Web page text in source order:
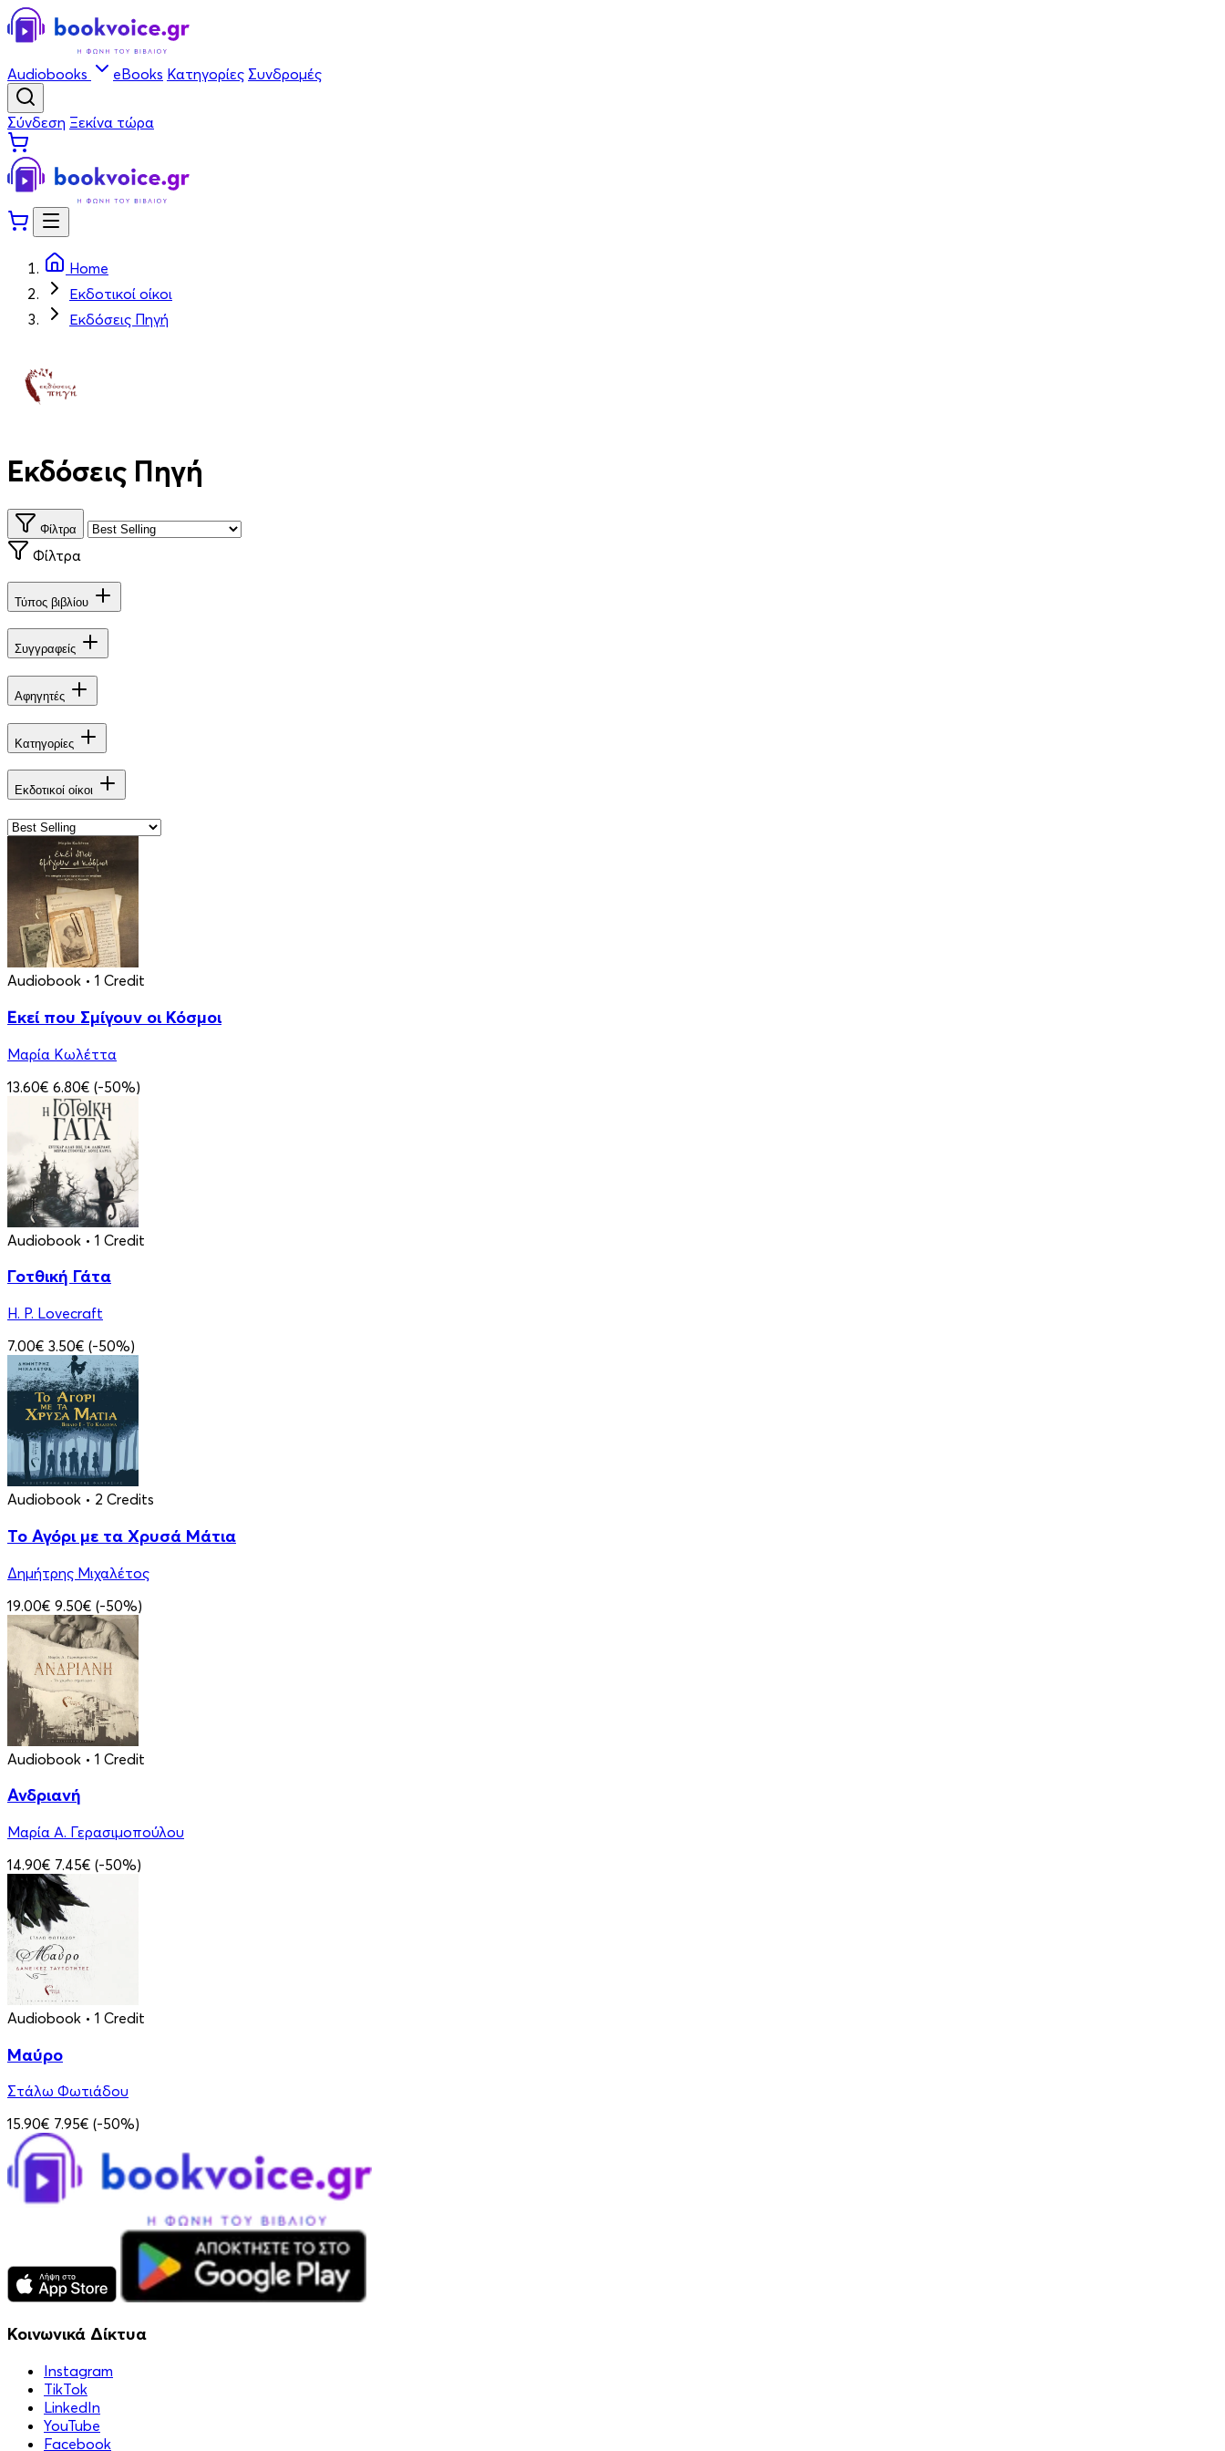
Audiobooks eBooks Κατηγορίες Συνδρομές
Σύνδεση Ξεκίνα τώρα
Home
Εκδοτικοί οίκοι
Εκδόσεις Πηγή
Εκδόσεις Πηγή
Φίλτρα
Φίλτρα
Τύπος βιβλίου
Συγγραφείς
Αφηγητές
Κατηγορίες
Εκδοτικοί οίκοι
Audiobook • 1 Credit
Εκεί που Σμίγουν οι Κόσμοι
Μαρία Κωλέττα
13.60€ 6.80€ (-50%)
Audiobook • 1 Credit
Γοτθική Γάτα
H. P. Lovecraft
7.00€ 3.50€ (-50%)
Audiobook • 2 Credits
Το Αγόρι με τα Χρυσά Μάτια
Δημήτρης Μιχαλέτος
19.00€ 9.50€ (-50%)
Audiobook • 1 Credit
Ανδριανή
Μαρία Α. Γερασιμοπούλου
14.90€ 7.45€ (-50%)
Audiobook • 1 Credit
Μαύρο
Στάλω Φωτιάδου
15.90€ 7.95€ (-50%)
Κοινωνικά Δίκτυα
Instagram
TikTok
LinkedIn
YouTube
Facebook